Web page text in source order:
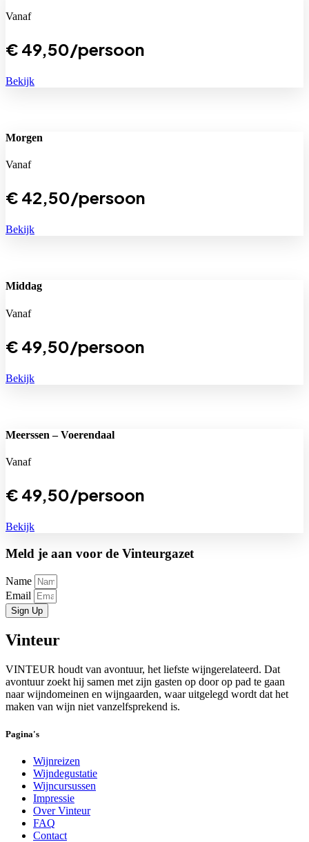
Vanaf
€ 49,50/persoon
Bekijk
Morgen
Vanaf
€ 42,50/persoon
Bekijk
Middag
Vanaf
€ 49,50/persoon
Bekijk
Meerssen – Voerendaal
Vanaf
€ 49,50/persoon
Bekijk
Meld je aan voor de Vinteurgazet
Name
Email
Sign Up
Vinteur
VINTEUR houdt van avontuur, het liefste wijngerelateerd. Dat
avontuur zoekt hij samen met zijn gasten op door op pad te gaan
naar wijndomeinen en wijngaarden, waar uitgelegd wordt dat het
maken van wijn niet vanzelfsprekend is.
Pagina's
Wijnreizen
Wijndegustatie
Wijncursussen
Impressie
Over Vinteur
FAQ
Contact